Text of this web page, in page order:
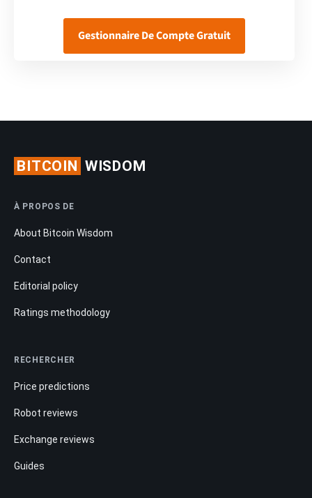
Gestionnaire De Compte Gratuit
BITCOIN WISDOM
À PROPOS DE
About Bitcoin Wisdom
Contact
Editorial policy
Ratings methodology
RECHERCHER
Price predictions
Robot reviews
Exchange reviews
Guides